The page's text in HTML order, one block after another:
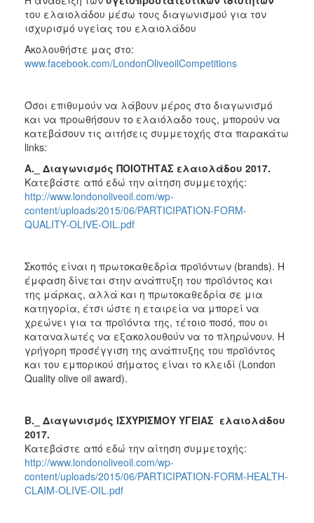
του ελαιολάδου μέσω τους διαγωνισμού για τον
ισχυρισμό υγείας του ελαιολάδου
Ακολουθήστε μας στο:
www.facebook.com/LondonOliveoilCompetitions
Όσοι επιθυμούν να λάβουν μέρος στο διαγωνισμό
και να προωθήσουν το ελαιόλαδο τους, μπορούν να
κατεβάσουν τις αιτήσεις συμμετοχής στα παρακάτω
links:
A._ Διαγωνισμός ΠΟΙΟΤΗΤΑΣ ελαιολάδου 2017.
Κατεβάστε από εδώ την αίτηση συμμετοχής:
http://www.londonoliveoil.com/wp-
content/uploads/2015/06/PARTICIPATION-FORM-
QUALITY-OLIVE-OIL.pdf
Σκοπός είναι η πρωτοκαθεδρία προϊόντων (brands). Η
έμφαση δίνεται στην ανάπτυξη του προϊόντος και
της μάρκας, αλλά και η πρωτοκαθεδρία σε μια
κατηγορία, έτσι ώστε η εταιρεία να μπορεί να
χρεώνει για τα προϊόντα της, τέτοιο ποσό, που οι
καταναλωτές να εξακολουθούν να το πληρώνουν. Η
γρήγορη προσέγγιση της ανάπτυξης του προϊόντος
και του εμπορικού σήματος είναι το κλειδί (London
Quality olive oil award).
B._ Διαγωνισμός ΙΣΧΥΡΙΣΜΟΥ ΥΓΕΙΑΣ ελαιολάδου
2017.
Κατεβάστε από εδώ την αίτηση συμμετοχής:
http://www.londonoliveoil.com/wp-
content/uploads/2015/06/PARTICIPATION-FORM-HEALTH-
CLAIM-OLIVE-OIL.pdf